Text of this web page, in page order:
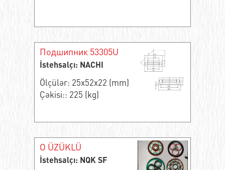
Подшипник 53305U
İstehsalçı: NACHI
Ölçülər: 25x52x22 (mm)
Çəkisi:: 225 (kg)
O ÜZÜKLÜ
İstehsalçı: NQK SF